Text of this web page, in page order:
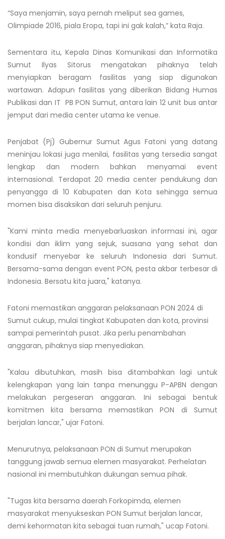
“Saya menjamin, saya pernah meliput sea games,
Olimpiade 2016, piala Eropa, tapi ini gak kalah,” kata Raja.
Sementara itu, Kepala Dinas Komunikasi dan Informatika
Sumut Ilyas Sitorus mengatakan pihaknya telah
menyiapkan beragam fasilitas yang siap digunakan
wartawan. Adapun fasilitas yang diberikan Bidang Humas
Publikasi dan IT PB PON Sumut, antara lain 12 unit bus antar
jemput dari media center utama ke venue.
Penjabat (Pj) Gubernur Sumut Agus Fatoni yang datang
meninjau lokasi juga menilai, fasilitas yang tersedia sangat
lengkap dan modern bahkan menyamai event
internasional. Terdapat 20 media center pendukung dan
penyangga di 10 Kabupaten dan Kota sehingga semua
momen bisa disaksikan dari seluruh penjuru.
"Kami minta media menyebarluaskan informasi ini, agar
kondisi dan iklim yang sejuk, suasana yang sehat dan
kondusif menyebar ke seluruh Indonesia dari Sumut.
Bersama-sama dengan event PON, pesta akbar terbesar di
Indonesia. Bersatu kita juara," katanya.
Fatoni memastikan anggaran pelaksanaan PON 2024 di
Sumut cukup, mulai tingkat Kabupaten dan kota, provinsi
sampai pemerintah pusat. Jika perlu penambahan
anggaran, pihaknya siap menyediakan.
"Kalau dibutuhkan, masih bisa ditambahkan lagi untuk
kelengkapan yang lain tanpa menunggu P-APBN dengan
melakukan pergeseran anggaran. Ini sebagai bentuk
komitmen kita bersama memastikan PON di Sumut
berjalan lancar," ujar Fatoni.
Menurutnya, pelaksanaan PON di Sumut merupakan
tanggung jawab semua elemen masyarakat. Perhelatan
nasional ini membutuhkan dukungan semua pihak.
"Tugas kita bersama daerah Forkopimda, elemen
masyarakat menyukseskan PON Sumut berjalan lancar,
demi kehormatan kita sebagai tuan rumah," ucap Fatoni.